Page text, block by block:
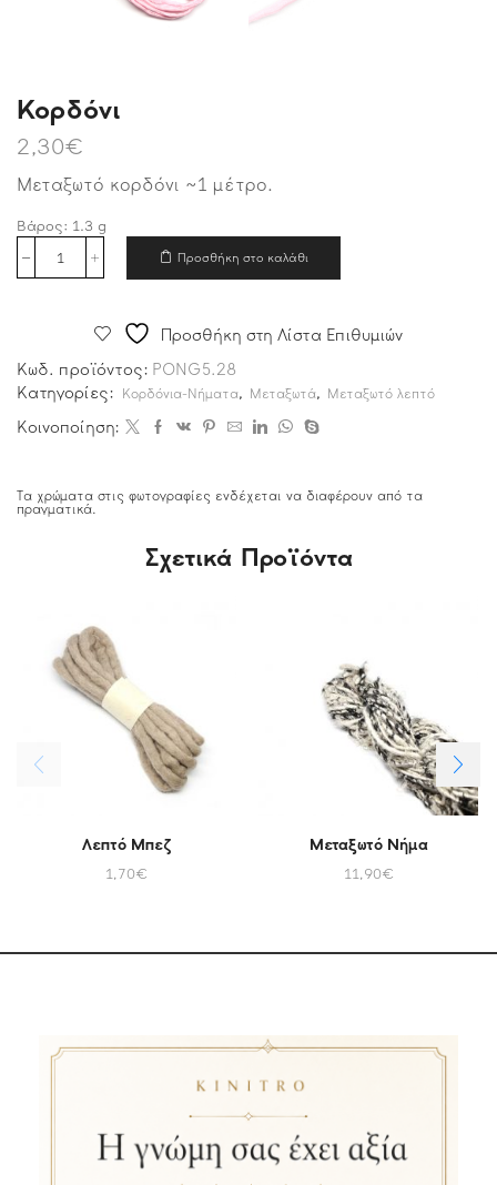
Kορδόνι
2,30€
Μεταξωτό κορδόνι ~1 μέτρο.
Βάρος: 1.3 g
Προσθήκη στο καλάθι
Προσθήκη στη Λίστα Επιθυμιών
Κωδ. προϊόντος: PONG5.28
Κατηγορίες:
Κορδόνια-Νήματα, Μεταξωτά, Μεταξωτό λεπτό
Κοινοποίηση:
Τα χρώματα στις φωτογραφίες ενδέχεται να διαφέρουν από τα
πραγματικά.
Σχετικά Προϊόντα
Λεπτό Μπεζ
1,70€
Μεταξωτό Νήμα
11,90€